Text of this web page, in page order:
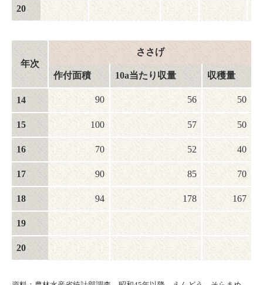
20
年次
ささげ
作付面積 10a当たり収量 収穫量
14 90 56 50
15 100 57 50
16 70 52 40
17 90 85 70
18 94 178 167
19
20